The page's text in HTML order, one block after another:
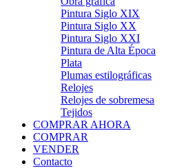
Pintura Siglo XIX
Pintura Siglo XX
Pintura Siglo XXI
Pintura de Alta Época
Plata
Plumas estilográficas
Relojes
Relojes de sobremesa
Tejidos
COMPRAR AHORA
COMPRAR
VENDER
Contacto